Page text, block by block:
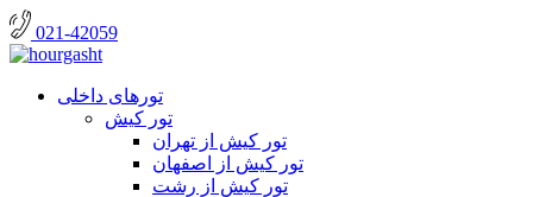
021-42059
تورهای داخلی
تور کیش
تور کیش از تهران
تور کیش از اصفهان
تور کیش از رشت